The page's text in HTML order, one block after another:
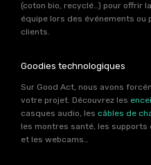
(coton bio, recyclé…) pour offrir
équipe lors des événements ou
clients.
Goodies technologiques
Sur Good Act, nous avons
votre projet. Découvrez les
casques audio, les câbles de
les montres santé, les supports
et les webcams…